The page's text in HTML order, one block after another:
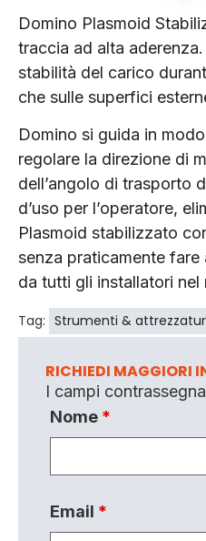
Domino Plasmoid
traccia ad alta
stabilità del carico
che sulle superfici
Domino si guida in
regolare la direzione di
dell’angolo di trasporto
d’uso per l’operatore,
Plasmoid stabilizzato
senza praticamente
da tutti gli installatori nel
Tag: Strumenti &
RICHIEDI MAGGIORI
I campi
Nome *
Email *